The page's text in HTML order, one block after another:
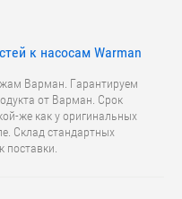
к насосам Warman
Варман. Гарантируем
от Варман. Срок
же как у оригинальных
Склад стандартных
поставки.